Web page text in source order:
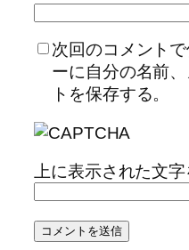
次回のコメント
ーに自分の名前
トを保存する。
上に表示された文